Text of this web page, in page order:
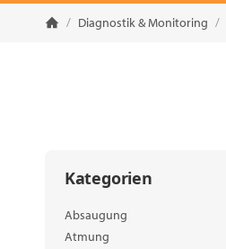
/ Diagnostik & Monitoring /
Kategorien
Absaugung
Atmung